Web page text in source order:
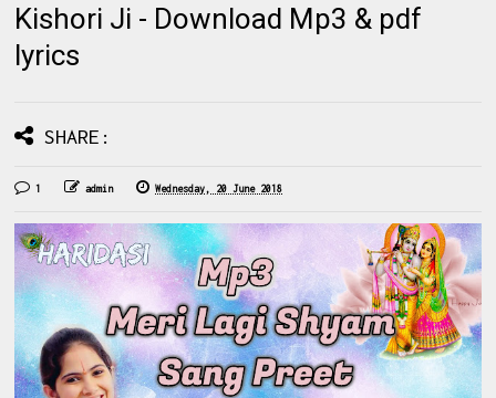
Kishori Ji - Download Mp3 & pdf
lyrics
SHARE:
1 admin Wednesday, 20 June 2018